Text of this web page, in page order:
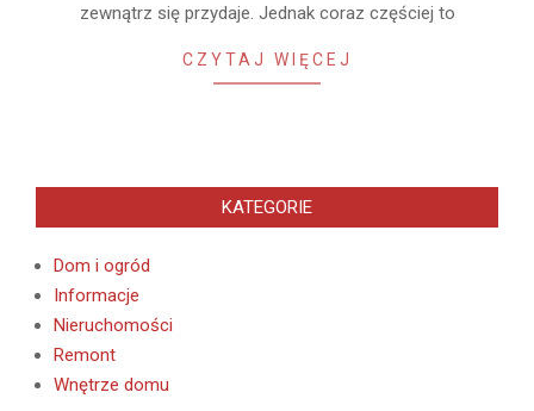
zewnątrz się przydaje. Jednak coraz częściej to
CZYTAJ WIĘCEJ
KATEGORIE
Dom i ogród
Informacje
Nieruchomości
Remont
Wnętrze domu